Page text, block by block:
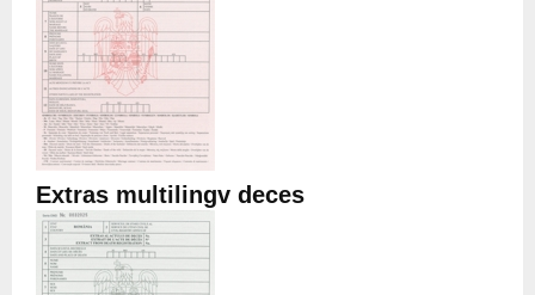
Extras multilingv deces